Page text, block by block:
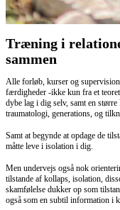
Træning i
sammen
Alle forløb, kurser og
færdigheder -ikke kun fra et
dybe lag i dig selv, samt en
traumatologi, generations, og
Samt at begynde at opdage de
måtte leve i isolation i dig.
Men undervejs også nok
tilstande af kollaps, isolation,
skamfølelse dukker op som
også som en subtil information i